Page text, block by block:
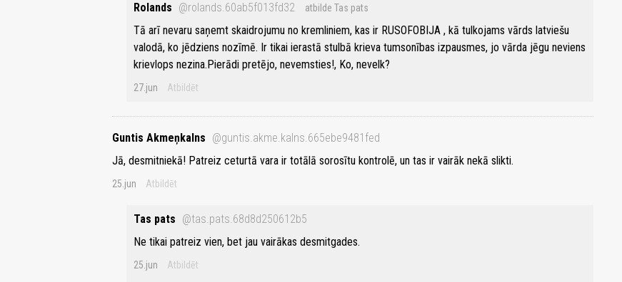
Rolands @rolands.60ab5f013fd32 atbilde Tas pats
Tā arī nevaru saņemt skaidrojumu no kremliniem, kas ir RUSOFOBIJA , kā tulkojams vārds latviešu
valodā, ko jēdziens nozīmē. Ir tikai ierastā stulbā krieva tumsonības izpausmes, jo vārda jēgu neviens
krievlops nezina.Pierādi pretējo, nevemsties!, Ko, nevelk?
27.jun Atbildēt
Guntis Akmeņkalns @guntis.akme.kalns.665ebe9481fed
Jā, desmitniekā! Patreiz ceturtā vara ir totālā sorosītu kontrolē, un tas ir vairāk nekā slikti.
25.jun Atbildēt
Tas pats @tas.pats.68d8d250612b5
Ne tikai patreiz vien, bet jau vairākas desmitgades.
25.jun Atbildēt